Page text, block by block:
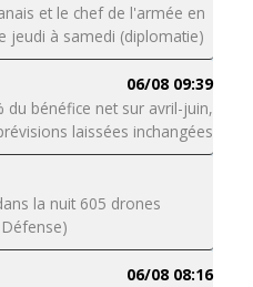
et le chef de l'armée en
jeudi à samedi (diplomatie)
06/08 09:39
du bénéfice net sur avril-juin,
laissées inchangées
la nuit 605 drones
06/08 08:16